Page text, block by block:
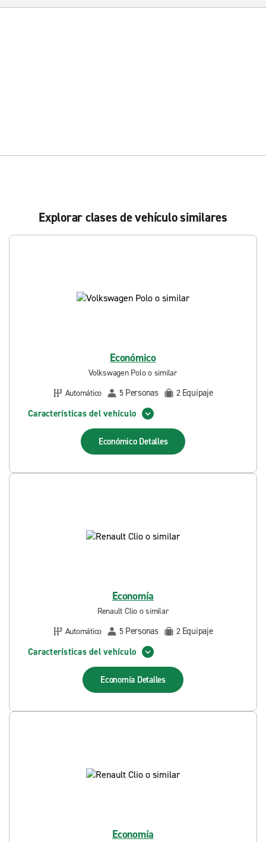
Explorar clases de vehículo similares
Económico
Volkswagen Polo o similar
Automático
5 Personas 2 Equipaje
Características del vehículo
Económico Detalles
Economía
Renault Clio o similar
Automático
5 Personas 2 Equipaje
Características del vehículo
Economía Detalles
Economía